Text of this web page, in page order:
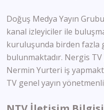
Doğuş Medya Yayın
kanal izleyiciler ile
kuruluşunda birden fazla
bulunmaktadır. Nergis
Nermin Yurteri iş
TV genel yayın